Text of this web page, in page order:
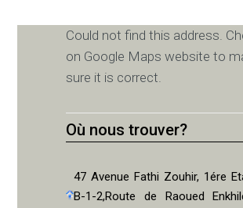
Could not find this address.
on Google Maps website to
sure it is correct.
Où nous trouver?
47 Avenue Fathi Zouhir, 1ére
B-1-2,Route de Raoued